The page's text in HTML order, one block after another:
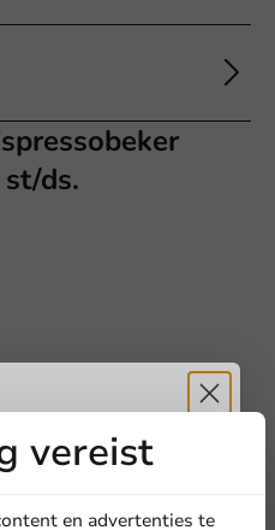
ds.
vereist
en advertenties te
5%